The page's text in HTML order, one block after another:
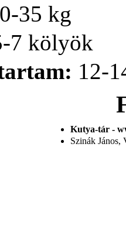
35 kg
7 kölyök
12-
Kutya-tár -
Szinák János,